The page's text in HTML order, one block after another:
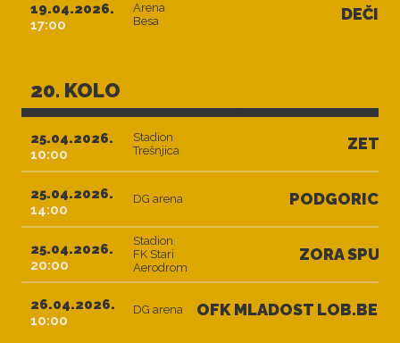
19.04.2026.
17:00
Arena
Besa
DEČIĆ
20. KOLO
25.04.2026.
10:00
Stadion
Trešnjica
ZETA
25.04.2026.
14:00
DG arena PODGORICA
25.04.2026.
20:00
Stadion
FK Stari
Aerodrom
ZORA SPUŽ
26.04.2026.
10:00
DG arena OFK MLADOST LOB.BET